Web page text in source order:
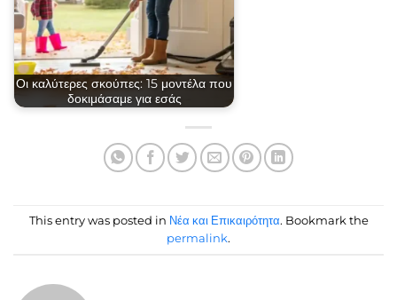
Οι καλύτερες σκούπες: 15 μοντέλα που
δοκιμάσαμε για εσάς
This entry was posted in Νέα και Επικαιρότητα. Bookmark the
permalink.